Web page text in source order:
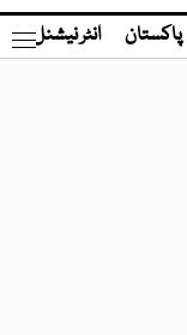
پاکستان انٹر نیشنل